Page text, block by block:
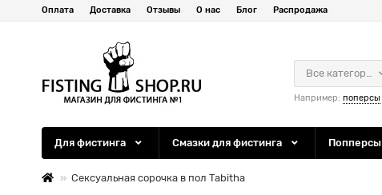
Оплата Доставка Отзывы О нас Блог Распродажа
Все категории
Например: поперсы
Для фистинга Смазки для фистинга Попперсы
Сексуальная сорочка в пол Tabitha